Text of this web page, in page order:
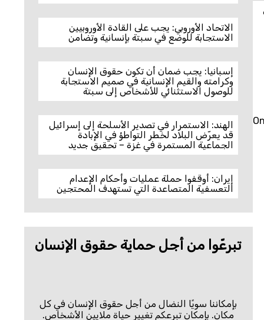
الاتحاد الأوروبي: يجب على القادة الأوروبيين
الاستجابة للوضع في سبتة بإنسانية وتضامن
إسبانيا: يجب ضمان أن تكون حقوق الإنسان
وكرامته والقيم الإنسانية في صميم الاستجابة
للوصول الاستثنائي للأشخاص إلى سبتة
الهند: الاستمرار في تصدير الأسلحة إلى إسرائيل
قد يعرّض البلاد لخطر التواطؤ في الإبادة
الجماعية المستمرة في غزة – تحقيق جديد
إيران: أوقفوا حملة عمليات وأحكام الإعدام
التعسفية المتصاعدة التي تستهدف المحتجين
تبرعّوا من أجل حماية حقوق الإنسان
بإمكاننا سويًا النضال من أجل حقوق الإنسان في كل
مكان. بإمكان تبرعكم تغيير حياة ملايين الأشخاص.